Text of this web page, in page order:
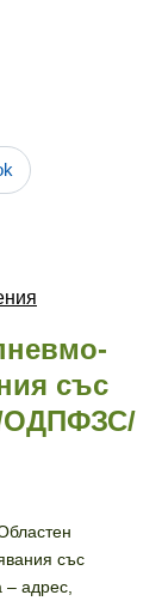
със
ОДПФЗС/
със
адрес,